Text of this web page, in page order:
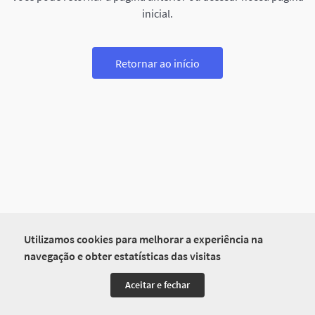
Utilizamos cookies para melhorar a experiência na
navegação e obter estatísticas das visitas
Aceitar e fechar
inicial.
Retornar ao início